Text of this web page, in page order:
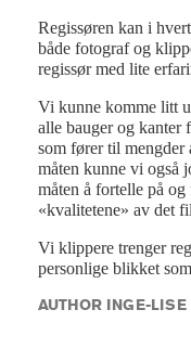
Regissøren kan i
både fotograf og
regissør med lite
Vi kunne komme litt
alle bauger og kanter
som fører til mengder
måten kunne vi også
måten å fortelle på
«kvalitetene» av det
Vi klippere trenger
personlige blikket
AUTHOR INGE-